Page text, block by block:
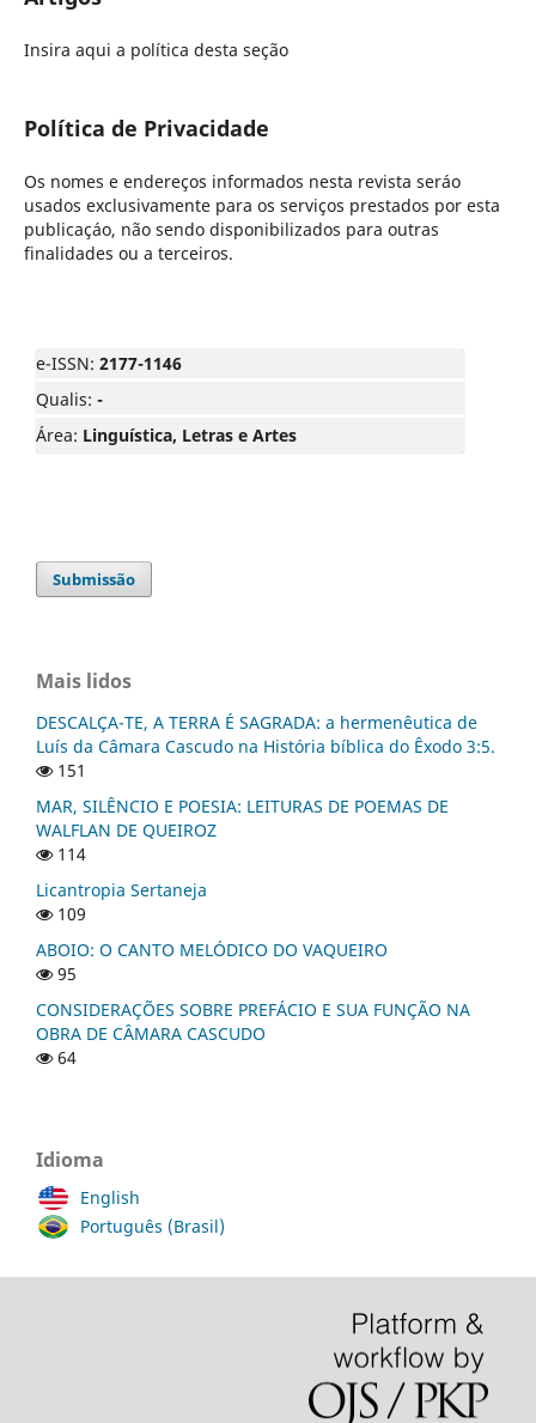
Insira aqui a política desta seção
Política de Privacidade
Os nomes e endereços informados nesta revista seráo
usados exclusivamente para os serviços prestados por esta
publicaçáo, não sendo disponibilizados para outras
finalidades ou a terceiros.
e-ISSN: 2177-1146
Qualis: -
Área: Linguística, Letras e Artes
Submissão
Mais lidos
DESCALÇA-TE, A TERRA É SAGRADA: a hermenêutica de
Luís da Câmara Cascudo na História bíblica do Êxodo 3:5.
151
MAR, SILÊNCIO E POESIA: LEITURAS DE POEMAS DE
WALFLAN DE QUEIROZ
114
Licantropia Sertaneja
109
ABOIO: O CANTO MELÓDICO DO VAQUEIRO
95
CONSIDERAÇÕES SOBRE PREFÁCIO E SUA FUNÇÃO NA
OBRA DE CÂMARA CASCUDO
64
Idioma
English
Português (Brasil)